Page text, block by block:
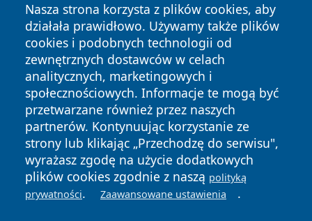
Nasza strona korzysta z plików cookies, aby
działała prawidłowo. Używamy także plików
cookies i podobnych technologii od
zewnętrznych dostawców w celach
analitycznych, marketingowych i
społecznościowych. Informacje te mogą być
przetwarzane również przez naszych
partnerów. Kontynuując korzystanie ze
strony lub klikając „Przechodzę do serwisu",
wyrażasz zgodę na użycie dodatkowych
plików cookies zgodnie z naszą polityką
prywatności. Zaawansowane ustawienia .
Copyright © 2026 wostrowcu.pl Wszystkie prawa zastrzeżone.
News Autorzy
Polityka
Prywatności
Polityka
Cookies